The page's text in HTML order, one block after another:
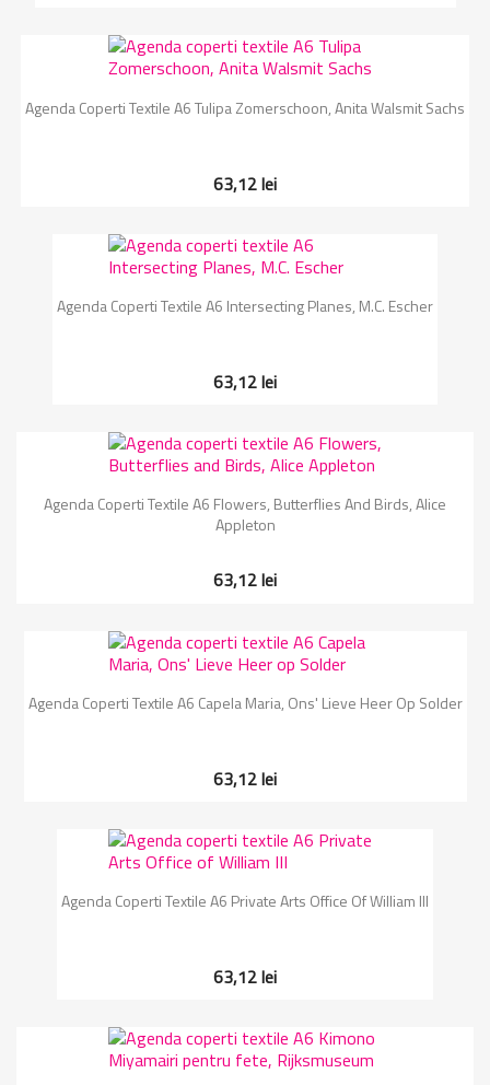
Agenda Coperti Textile A6 Tulipa Zomerschoon, Anita Walsmit Sachs
63,12 lei
Agenda Coperti Textile A6 Intersecting Planes, M.C. Escher
63,12 lei
Agenda Coperti Textile A6 Flowers, Butterflies And Birds, Alice
Appleton
63,12 lei
Agenda Coperti Textile A6 Capela Maria, Ons' Lieve Heer Op Solder
63,12 lei
Agenda Coperti Textile A6 Private Arts Office Of William III
63,12 lei